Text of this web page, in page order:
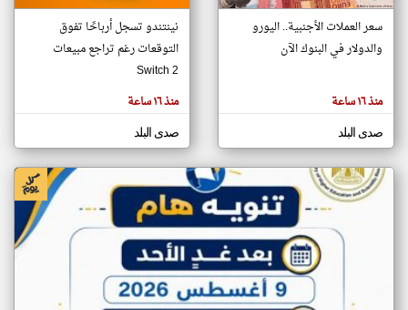
تغيير الدولة
اخبار مصر على مدار الساعة
أهم اخبار مصر العاجلة والمباشرة
المقالات
الموجوده
هنا عن
كاتبيها.
سعر العملات الأجنبية.. اليورو
والدولار في البنوك الآن
منذ ١٦ ساعة
صدى البلد
نينتندو تسجل أرباحًا تفوق
التوقعات رغم تراجع مبيعات
Switch 2
منذ ١٦ ساعة
صدى البلد
klyoum.com